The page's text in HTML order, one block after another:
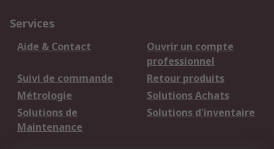
Services
Aide & Contact
Ouvrir un compte
professionnel
Suivi de commande
Retour produits
Métrologie
Solutions Achats
Solutions de
Maintenance
Solutions d'inventaire